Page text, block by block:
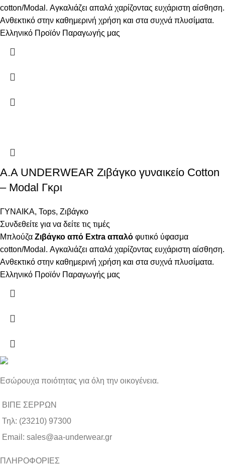
cotton/Modal. Αγκαλιάζει απαλά χαρίζοντας ευχάριστη αίσθηση.
Ανθεκτικό στην καθημερινή χρήση και στα συχνά πλυσίματα.
Ελληνικό Προϊόν Παραγωγής μας
Α.A UNDERWEAR Ζιβάγκο γυναικείο Cotton
– Modal Γκρι
ΓΥΝΑΙΚΑ, Tops, Ζιβάγκο
Συνδεθείτε για να δείτε τις τιμές
Μπλούζα Ζιβάγκο από Extra απαλό φυτικό ύφασμα
cotton/Modal. Αγκαλιάζει απαλά χαρίζοντας ευχάριστη αίσθηση.
Ανθεκτικό στην καθημερινή χρήση και στα συχνά πλυσίματα.
Ελληνικό Προϊόν Παραγωγής μας
Εσώρουχα ποιότητας για όλη την οικογένεια.
ΒΙΠΕ ΣΕΡΡΩΝ
Τηλ: (23210) 97300
Email: sales@aa-underwear.gr
ΠΛΗΡΟΦΟΡΙΕΣ